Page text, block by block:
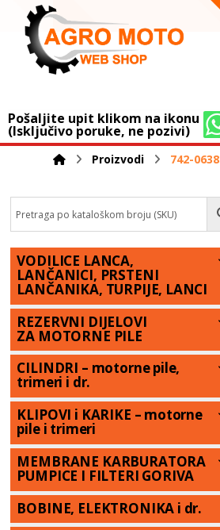
Pošaljite upit klikom na ikonu
(Isključivo poruke, ne pozivi)
Proizvodi 742-0638
VODILICE LANCA,
LANČANICI, PRSTENI
LANČANIKA, TURPIJE, LANCI
REZERVNI DIJELOVI
ZA MOTORNE PILE
CILINDRI – motorne pile,
trimeri i dr.
KLIPOVI i KARIKE – motorne
pile i trimeri
MEMBRANE KARBURATORA
PUMPICE I FILTERI GORIVA
BOBINE, ELEKTRONIKA i dr.